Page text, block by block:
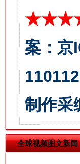
案：京
制作采
全球视频图文新闻